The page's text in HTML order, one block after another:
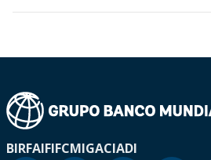
BIRFAIFIFCMIGACIADI